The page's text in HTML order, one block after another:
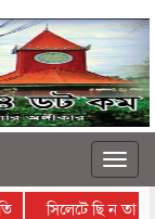
সিলেটে ছি ন তা ই